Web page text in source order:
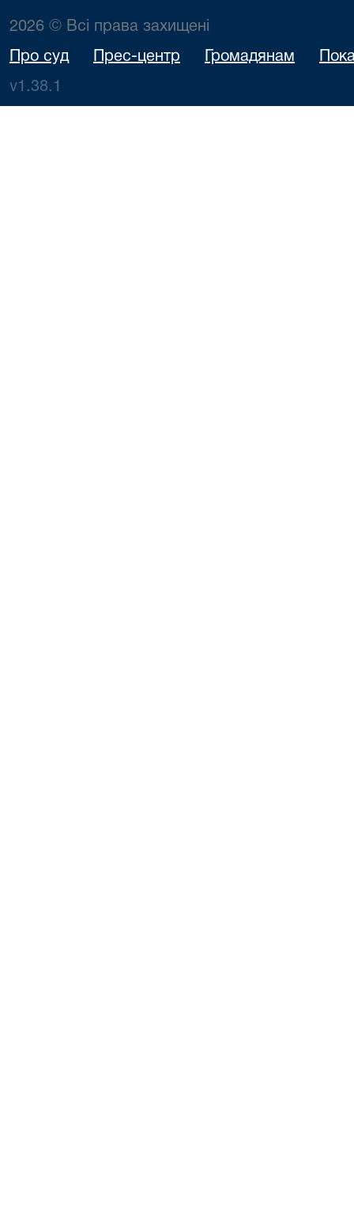
2026 © Всі права захищені
Про суд Прес-центр Громадянам
v1.38.1